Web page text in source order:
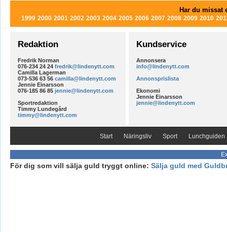
Har du missat
1999 2000 2001 2002 2003 2004 2005 2006 2007 2008 2009 2010
Redaktion
Fredrik Norman
076-234 24 24 fredrik@lindenytt.com
Camilla Lagerman
073-536 63 56 camilla@lindenytt.com
Jennie Einarsson
076-185 86 85 jennie@lindenytt.com
Sportredaktion
Timmy Lundegård
timmy@lindenytt.com
Kundservice
Annonsera
info@lindenytt.com
Annonsprislista
Ekonomi
Jennie Einarsson
jennie@lindenytt.com
Start Näringsliv Sport Lunchguiden
För dig som vill sälja guld tryggt online: Sälja guld med